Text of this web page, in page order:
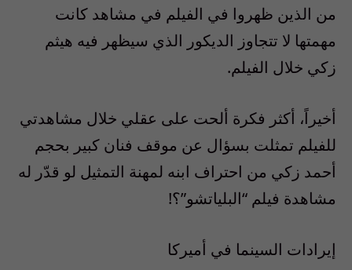
من الذين ظهروا في الفيلم في مشاهد كانت
مهمتها لا تتجاوز الديكور الذي سيظهر فيه هيثم
زكي خلال الفيلم.
أخيراً، أكثر فكرة ألحت على عقلي خلال مشاهدتي
للفيلم تمثلت بسؤال عن موقف فنان كبير بحجم
أحمد زكي من احتراف ابنه لمهنة التمثيل لو قدّر له
مشاهدة فيلم “البلياتشو”؟!
إيرادات السينما في أميركا